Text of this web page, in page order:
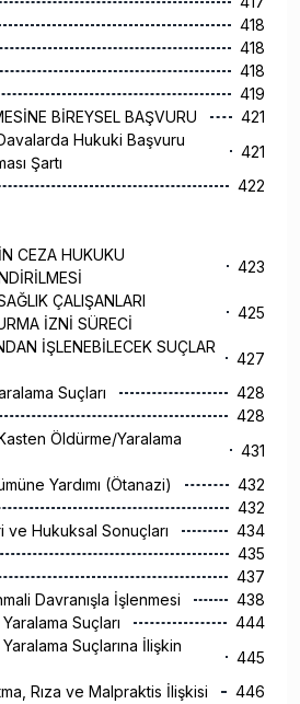
418
418
418
419
BİREYSEL BAŞVURU
421
Hukuki Başvuru
Şartı
421
422
CEZA HUKUKU
423
ÇALIŞANLARI
İZNİ SÜRECİ
425
İŞLENEBİLECEK SUÇLAR
427
Suçları
428
428
Öldürme/Yaralama
431
Yardımı (Ötanazi)
432
432
ve Hukuksal Sonuçları
434
435
437
Davranışla İşlenmesi
438
Suçları
444
Suçlarına İlişkin
445
Rıza ve Malpraktis İlişkisi
446